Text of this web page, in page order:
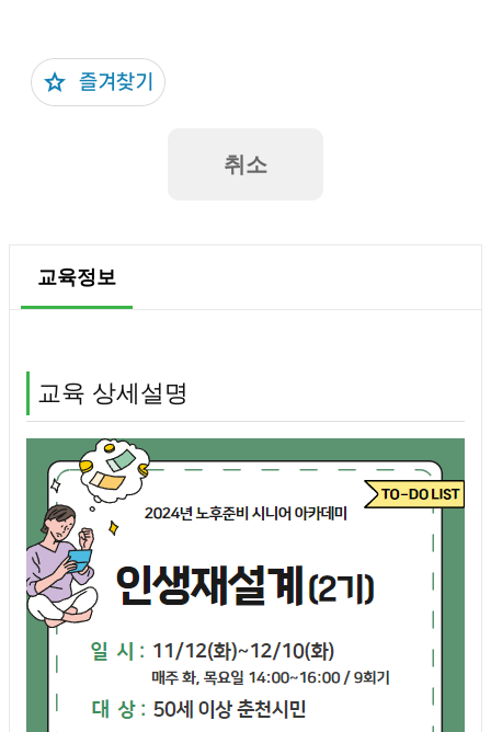
취소
교육정보
교육 상세설명